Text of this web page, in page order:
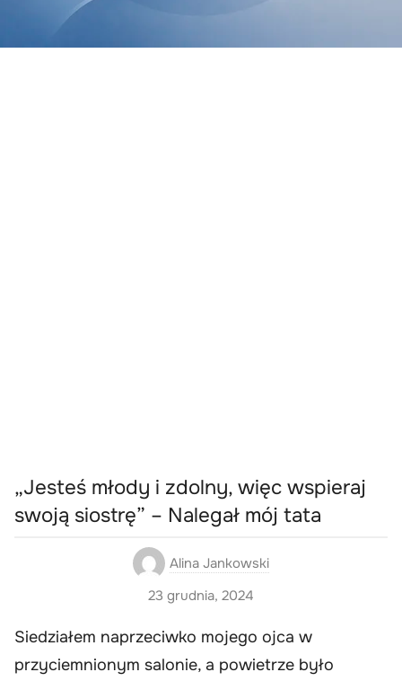
„Jesteś młody i zdolny, więc wspieraj
swoją siostrę” – Nalegał mój tata
Alina Jankowski
23 grudnia, 2024
Siedziałem naprzeciwko mojego ojca w
przyciemnionym salonie, a powietrze było